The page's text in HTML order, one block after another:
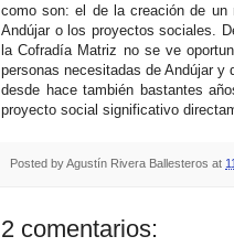
como son: el de la creación de
Andújar o los proyectos sociales.
la Cofradía Matriz no se ve
personas necesitadas de Andújar
desde hace también bastantes
proyecto social significativo
Posted byAgustín Rivera Ballesteros at
2 comentarios: